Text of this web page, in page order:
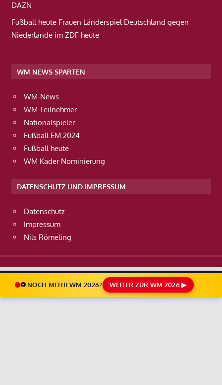
DAZN
Fußball heute Frauen Länderspiel Deutschland gegen
Niederlande im ZDF heute
WM NEWS SPARTEN
WM-News
WM Teilnehmer
Nationalspieler
Fußball EM 2024
Fußball heute
WM Kader Nominierung
DATENSCHUTZ UND IMPRESSUM
Datenschutz
Impressum
Nils Römeling
⚽ NOCH MEHR WM 2026? WEITER ZUR WM 2026 ▶